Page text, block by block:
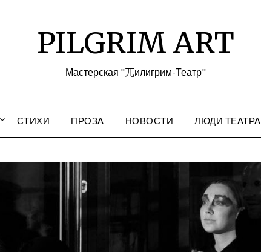
PILGRIM ART
Мастерская "兀илигрим-Театр"
СТИХИ ПРОЗА НОВОСТИ ЛЮДИ ТЕАТРА